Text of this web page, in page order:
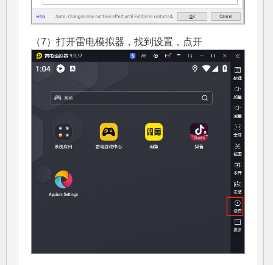
（7）打开雷电模拟器，找到设置，点开